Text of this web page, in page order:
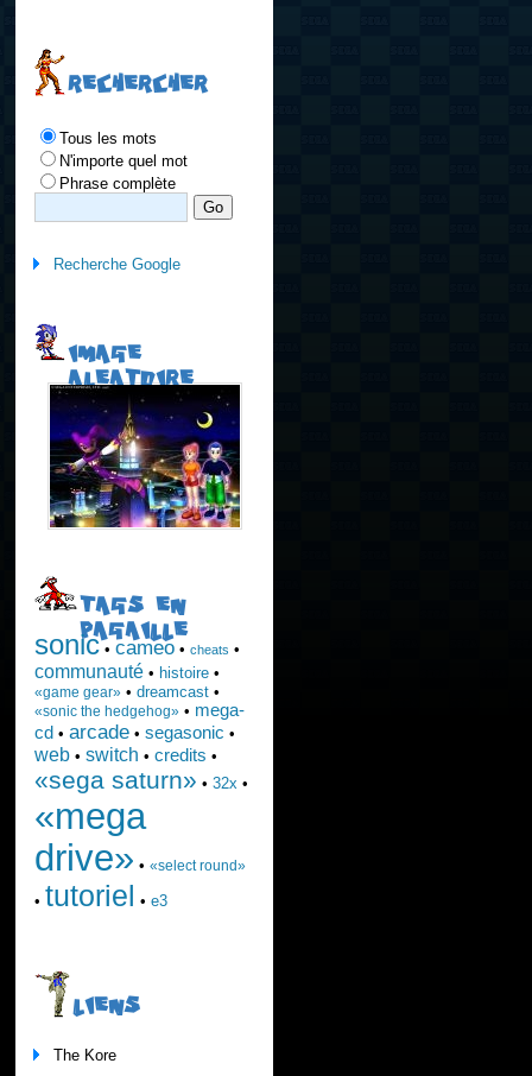
RECHERCHER
Tous les mots
N'importe quel mot
Phrase complète
Recherche Google
IMAGE
ALEATOIRE
TAGS EN
PAGAILLE
sonic• cameo• cheats •
communauté• histoire•
«game gear»• dreamcast•
«sonic the hedgehog»• mega-
cd • arcade• segasonic •
web• switch • credits •
«sega saturn» • 32x •
«mega
drive» • «select round»
• tutoriel • e3
LIENS
The Kore